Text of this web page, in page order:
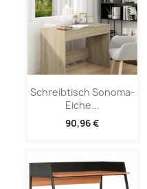
Schreibtisch Sonoma-
Eiche...
90,96 €